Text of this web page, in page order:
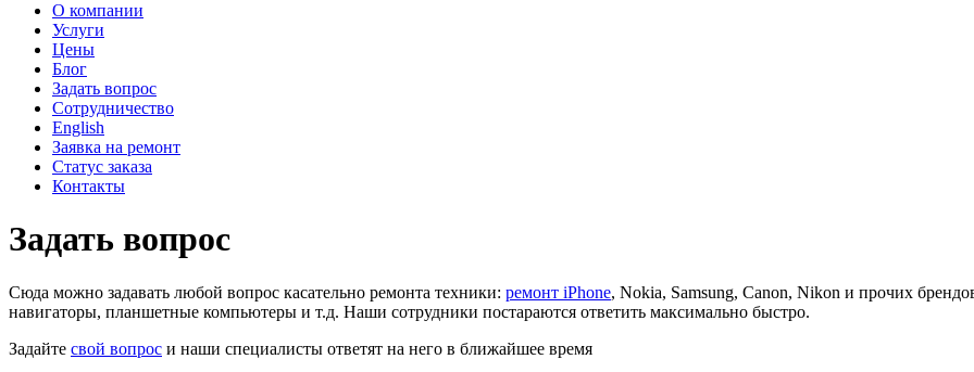
О компании
Услуги
Цены
Блог
Задать вопрос
Сотрудничество
English
Заявка на ремонт
Статус заказа
Контакты
Задать вопрос
Сюда можно задавать любой вопрос касательно ремонта техники: ремонт iPhone, Nokia, Samsung, Canon, Nikon и прочих
навигаторы, планшетные компьютеры и т.д. Наши сотрудники постараются ответить максимально быстро.
Задайте свой вопрос и наши специалисты ответят на него в ближайшее время